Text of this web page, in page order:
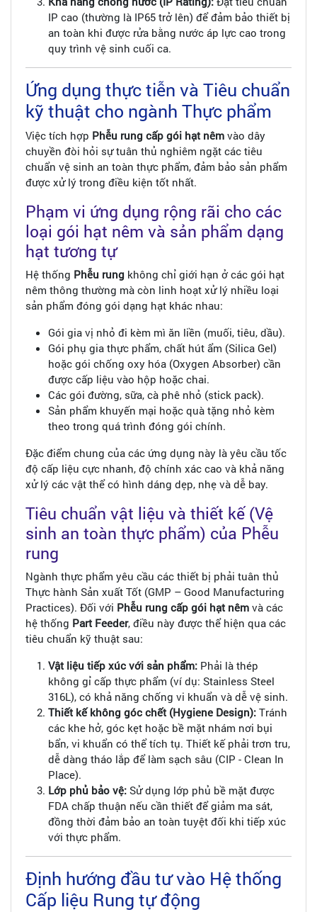
IP cao (thường là IP65 trở lên) để đảm bảo thiết bị
an toàn khi được rửa bằng nước áp lực cao trong
quy trình vệ sinh cuối ca.
Ứng dụng thực tiễn và Tiêu chuẩn
kỹ thuật cho ngành Thực phẩm
Việc tích hợp Phễu rung cấp gói hạt nêm vào dây
chuyền đòi hỏi sự tuân thủ nghiêm ngặt các tiêu
chuẩn vệ sinh an toàn thực phẩm, đảm bảo sản phẩm
được xử lý trong điều kiện tốt nhất.
Phạm vi ứng dụng rộng rãi cho các
loại gói hạt nêm và sản phẩm dạng
hạt tương tự
Hệ thống Phễu rung không chỉ giới hạn ở các gói hạt
nêm thông thường mà còn linh hoạt xử lý nhiều loại
sản phẩm đóng gói dạng hạt khác nhau:
Gói gia vị nhỏ đi kèm mì ăn liền (muối, tiêu, dầu).
Gói phụ gia thực phẩm, chất hút ẩm (Silica Gel)
hoặc gói chống oxy hóa (Oxygen Absorber) cần
được cấp liệu vào hộp hoặc chai.
Các gói đường, sữa, cà phê nhỏ (stick pack).
Sản phẩm khuyến mại hoặc quà tặng nhỏ kèm
theo trong quá trình đóng gói chính.
Đặc điểm chung của các ứng dụng này là yêu cầu tốc
độ cấp liệu cực nhanh, độ chính xác cao và khả năng
xử lý các vật thể có hình dáng dẹp, nhẹ và dễ bay.
Tiêu chuẩn vật liệu và thiết kế (Vệ
sinh an toàn thực phẩm) của Phễu
rung
Ngành thực phẩm yêu cầu các thiết bị phải tuân thủ
Thực hành Sản xuất Tốt (GMP – Good Manufacturing
Practices). Đối với Phễu rung cấp gói hạt nêm và các
hệ thống Part Feeder, điều này được thể hiện qua các
tiêu chuẩn kỹ thuật sau:
Vật liệu tiếp xúc với sản phẩm: Phải là thép
không gỉ cấp thực phẩm (ví dụ: Stainless Steel
316L), có khả năng chống vi khuẩn và dễ vệ sinh.
Thiết kế không góc chết (Hygiene Design): Tránh
các khe hở, góc kẹt hoặc bề mặt nhám nơi bụi
bẩn, vi khuẩn có thể tích tụ. Thiết kế phải trơn tru,
dễ dàng tháo lắp để làm sạch sâu (CIP - Clean In
Place).
Lớp phủ bảo vệ: Sử dụng lớp phủ bề mặt được
FDA chấp thuận nếu cần thiết để giảm ma sát,
đồng thời đảm bảo an toàn tuyệt đối khi tiếp xúc
với thực phẩm.
Định hướng đầu tư vào Hệ thống
Cấp liệu Rung tự động